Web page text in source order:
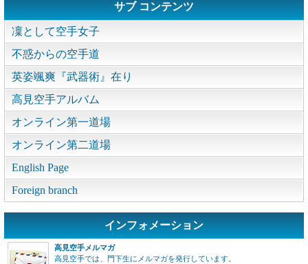
サブ コンテンツ
凜として空手女子
不惑からの空手道
英姿颯爽『武器術』在り
高見空手アルバム
オンライン第一道場
オンライン第二道場
English Page
Foreign branch
インフォメーション
高見空手メルマガ
高見空手では、門下生にメルマガを発行しています。